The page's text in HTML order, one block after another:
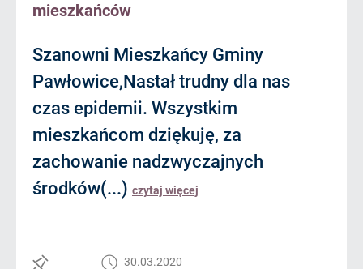
mieszkańców
Szanowni Mieszkańcy Gminy
Pawłowice,Nastał trudny dla nas
czas epidemii. Wszystkim
mieszkańcom dziękuję, za
zachowanie nadzwyczajnych
środków(...) czytaj więcej
30.03.2020